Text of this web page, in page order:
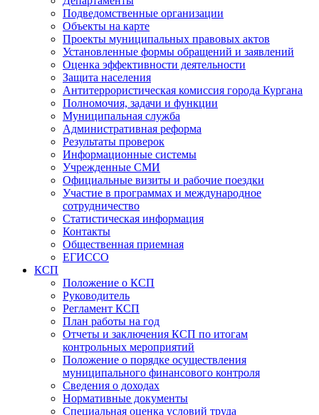
Подведомственные организации
Объекты на карте
Проекты муниципальных правовых актов
Установленные формы обращений и заявлений
Оценка эффективности деятельности
Защита населения
Антитеррористическая комиссия города Кургана
Полномочия, задачи и функции
Муниципальная служба
Административная реформа
Результаты проверок
Информационные системы
Учрежденные СМИ
Официальные визиты и рабочие поездки
Участие в программах и международное
сотрудничество
Статистическая информация
Контакты
Общественная приемная
ЕГИССО
КСП
Положение о КСП
Руководитель
Регламент КСП
План работы на год
Отчеты и заключения КСП по итогам
контрольных мероприятий
Положение о порядке осуществления
муниципального финансового контроля
Сведения о доходах
Нормативные документы
Специальная оценка условий труда